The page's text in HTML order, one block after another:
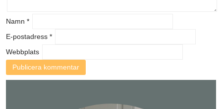
Namn *
E-postadress *
Webbplats